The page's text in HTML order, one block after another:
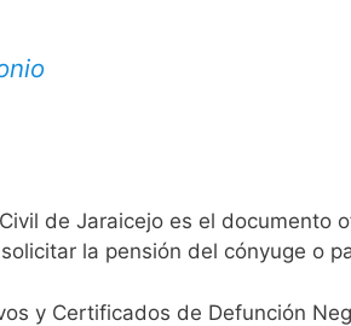
de Jaraicejo es el
la pensión del cónyuge o
y Certificados de Defunción